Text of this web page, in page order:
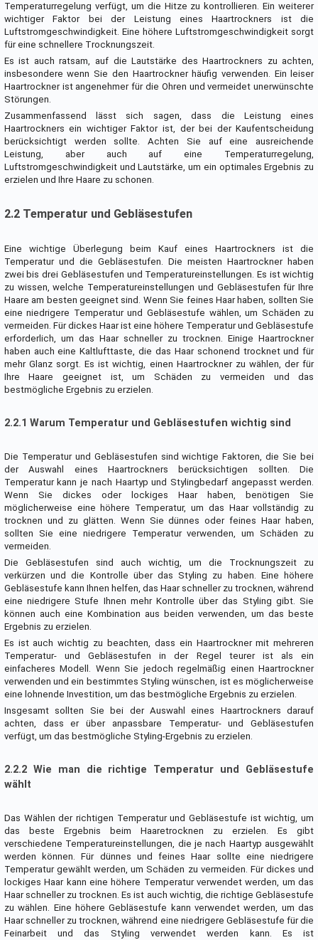
Temperaturregelung verfügt, um die Hitze zu kontrollieren. Ein weiterer
wichtiger Faktor bei der Leistung eines Haartrockners ist die
Luftstromgeschwindigkeit. Eine höhere Luftstromgeschwindigkeit sorgt
für eine schnellere Trocknungszeit.
Es ist auch ratsam, auf die Lautstärke des Haartrockners zu achten,
insbesondere wenn Sie den Haartrockner häufig verwenden. Ein leiser
Haartrockner ist angenehmer für die Ohren und vermeidet unerwünschte
Störungen.
Zusammenfassend lässt sich sagen, dass die Leistung eines
Haartrockners ein wichtiger Faktor ist, der bei der Kaufentscheidung
berücksichtigt werden sollte. Achten Sie auf eine ausreichende
Leistung, aber auch auf eine Temperaturregelung,
Luftstromgeschwindigkeit und Lautstärke, um ein optimales Ergebnis zu
erzielen und Ihre Haare zu schonen.
2.2 Temperatur und Gebläsestufen
Eine wichtige Überlegung beim Kauf eines Haartrockners ist die
Temperatur und die Gebläsestufen. Die meisten Haartrockner haben
zwei bis drei Gebläsestufen und Temperatureinstellungen. Es ist wichtig
zu wissen, welche Temperatureinstellungen und Gebläsestufen für Ihre
Haare am besten geeignet sind. Wenn Sie feines Haar haben, sollten Sie
eine niedrigere Temperatur und Gebläsestufe wählen, um Schäden zu
vermeiden. Für dickes Haar ist eine höhere Temperatur und Gebläsestufe
erforderlich, um das Haar schneller zu trocknen. Einige Haartrockner
haben auch eine Kaltlufttaste, die das Haar schonend trocknet und für
mehr Glanz sorgt. Es ist wichtig, einen Haartrockner zu wählen, der für
Ihre Haare geeignet ist, um Schäden zu vermeiden und das
bestmögliche Ergebnis zu erzielen.
2.2.1 Warum Temperatur und Gebläsestufen wichtig sind
Die Temperatur und Gebläsestufen sind wichtige Faktoren, die Sie bei
der Auswahl eines Haartrockners berücksichtigen sollten. Die
Temperatur kann je nach Haartyp und Stylingbedarf angepasst werden.
Wenn Sie dickes oder lockiges Haar haben, benötigen Sie
möglicherweise eine höhere Temperatur, um das Haar vollständig zu
trocknen und zu glätten. Wenn Sie dünnes oder feines Haar haben,
sollten Sie eine niedrigere Temperatur verwenden, um Schäden zu
vermeiden.
Die Gebläsestufen sind auch wichtig, um die Trocknungszeit zu
verkürzen und die Kontrolle über das Styling zu haben. Eine höhere
Gebläsestufe kann Ihnen helfen, das Haar schneller zu trocknen, während
eine niedrigere Stufe Ihnen mehr Kontrolle über das Styling gibt. Sie
können auch eine Kombination aus beiden verwenden, um das beste
Ergebnis zu erzielen.
Es ist auch wichtig zu beachten, dass ein Haartrockner mit mehreren
Temperatur- und Gebläsestufen in der Regel teurer ist als ein
einfacheres Modell. Wenn Sie jedoch regelmäßig einen Haartrockner
verwenden und ein bestimmtes Styling wünschen, ist es möglicherweise
eine lohnende Investition, um das bestmögliche Ergebnis zu erzielen.
Insgesamt sollten Sie bei der Auswahl eines Haartrockners darauf
achten, dass er über anpassbare Temperatur- und Gebläsestufen
verfügt, um das bestmögliche Styling-Ergebnis zu erzielen.
2.2.2 Wie man die richtige Temperatur und Gebläsestufe
wählt
Das Wählen der richtigen Temperatur und Gebläsestufe ist wichtig, um
das beste Ergebnis beim Haaretrocknen zu erzielen. Es gibt
verschiedene Temperatureinstellungen, die je nach Haartyp ausgewählt
werden können. Für dünnes und feines Haar sollte eine niedrigere
Temperatur gewählt werden, um Schäden zu vermeiden. Für dickes und
lockiges Haar kann eine höhere Temperatur verwendet werden, um das
Haar schneller zu trocknen. Es ist auch wichtig, die richtige Gebläsestufe
zu wählen. Eine höhere Gebläsestufe kann verwendet werden, um das
Haar schneller zu trocknen, während eine niedrigere Gebläsestufe für die
Feinarbeit und das Styling verwendet werden kann. Es ist